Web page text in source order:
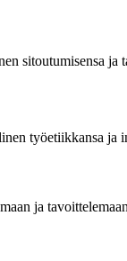
sitoutumisensa
työetiikkansa ja
ja